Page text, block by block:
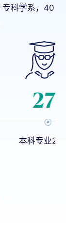
专科学系，40
业27个